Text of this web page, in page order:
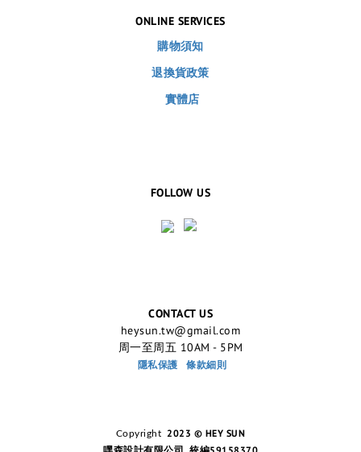
ONLINE SERVICES
購物須知
退換貨政策
實體店
FOLLOW US
CONTACT US
heysun.tw@gmail.com
周一至周五 10AM - 5PM
隱私保護 條款細則
Copyright
2023 © HEY SUN
嘿森設計有限公司 統編59158370